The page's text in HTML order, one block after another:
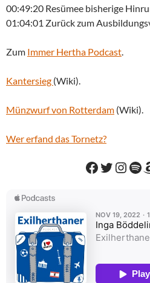
00:49:20 Resümee bisherige
01:04:01 Zurück zum
Zum Immer Hertha Podcast.
Kantersieg (Wiki).
Münzwurf von Rotterdam (Wiki).
Wer erfand das Tornetz?
Facebook
Twitter